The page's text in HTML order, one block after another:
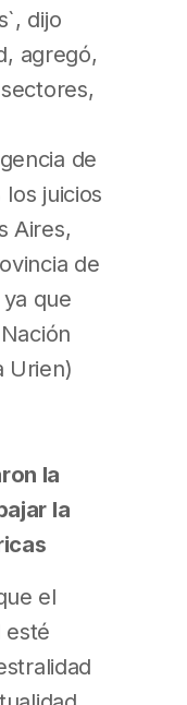
dijo
agregó,
de
juicios
Aires,
de
que
Urien)
la
la
el
esté